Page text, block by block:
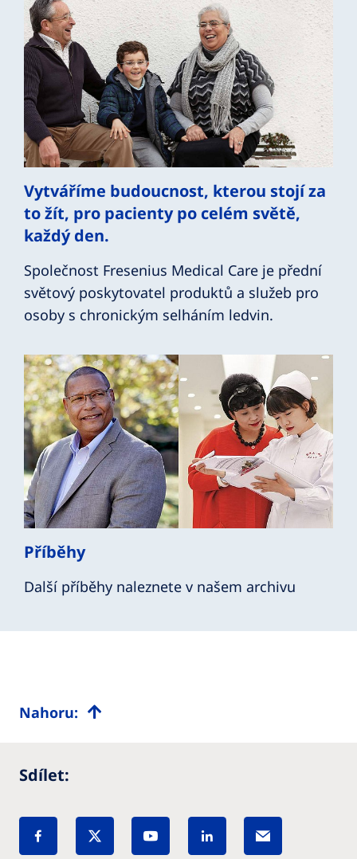
Vytváříme budoucnost, kterou stojí za
to žít, pro pacienty po celém světě,
každý den.
Společnost Fresenius Medical Care je přední
světový poskytovatel produktů a služeb pro
osoby s chronickým selháním ledvin.
Příběhy
Další příběhy naleznete v našem archivu
Nahoru:
Sdílet: